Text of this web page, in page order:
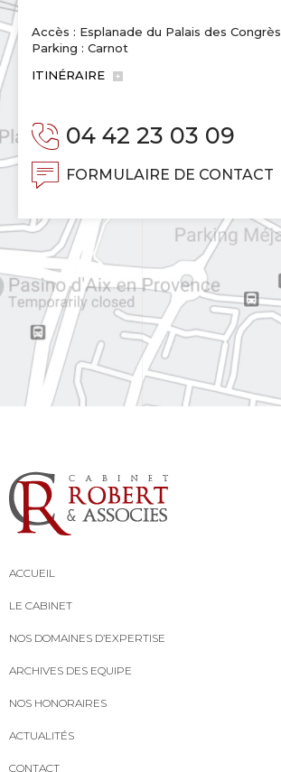
Accès : Esplanade du Palais des Congrès
Parking : Carnot
ITINÉRAIRE
04 42 23 03 09
FORMULAIRE DE CONTACT
ACCUEIL
LE CABINET
NOS DOMAINES D’EXPERTISE
ARCHIVES DES EQUIPE
NOS HONORAIRES
ACTUALITÉS
CONTACT